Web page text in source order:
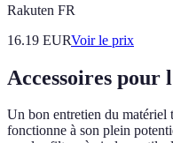
Rakuten FR
16.19 EURVoir le prix
Accessoires
Un bon entretien du matériel
fonctionne à son plein